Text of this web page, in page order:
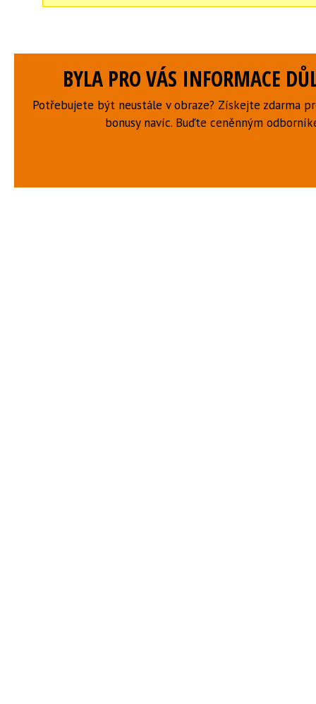
BYLA PRO VÁS INFORMACE
Potřebujete být neustále v obraze? Získejte zdarma
bonusy navíc. Buďte ceněnným